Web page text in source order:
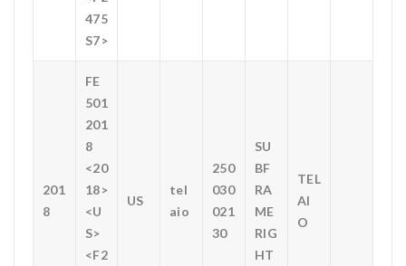
475
S7>
201
8
FE
501
201
8
<20
18>
<U
S>
<F2
US
tel
aio
250
030
021
30
SU
BF
RA
ME
RIG
HT
TEL
AI
O